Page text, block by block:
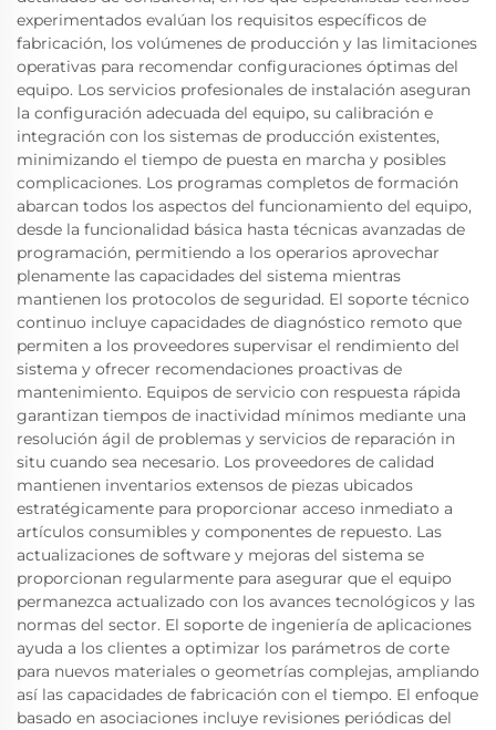
experimentados evalúan los requisitos específicos de
fabricación, los volúmenes de producción y las limitaciones
operativas para recomendar configuraciones óptimas del
equipo. Los servicios profesionales de instalación aseguran
la configuración adecuada del equipo, su calibración e
integración con los sistemas de producción existentes,
minimizando el tiempo de puesta en marcha y posibles
complicaciones. Los programas completos de formación
abarcan todos los aspectos del funcionamiento del equipo,
desde la funcionalidad básica hasta técnicas avanzadas de
programación, permitiendo a los operarios aprovechar
plenamente las capacidades del sistema mientras
mantienen los protocolos de seguridad. El soporte técnico
continuo incluye capacidades de diagnóstico remoto que
permiten a los proveedores supervisar el rendimiento del
sistema y ofrecer recomendaciones proactivas de
mantenimiento. Equipos de servicio con respuesta rápida
garantizan tiempos de inactividad mínimos mediante una
resolución ágil de problemas y servicios de reparación in
situ cuando sea necesario. Los proveedores de calidad
mantienen inventarios extensos de piezas ubicados
estratégicamente para proporcionar acceso inmediato a
artículos consumibles y componentes de repuesto. Las
actualizaciones de software y mejoras del sistema se
proporcionan regularmente para asegurar que el equipo
permanezca actualizado con los avances tecnológicos y las
normas del sector. El soporte de ingeniería de aplicaciones
ayuda a los clientes a optimizar los parámetros de corte
para nuevos materiales o geometrías complejas, ampliando
así las capacidades de fabricación con el tiempo. El enfoque
basado en asociaciones incluye revisiones periódicas del